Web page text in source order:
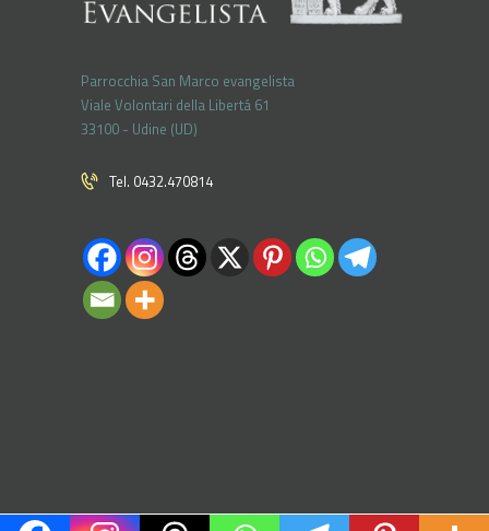
Parrocchia San Marco evangelista
Viale Volontari della Libertá 61
33100 - Udine (UD)
Tel. 0432.470814